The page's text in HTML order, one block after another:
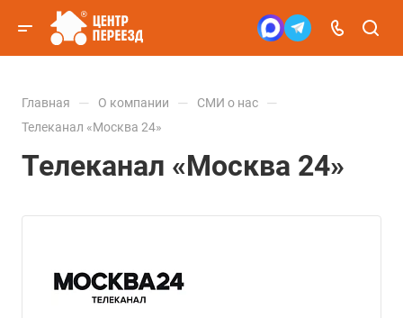
Главная — О компании — СМИ о нас —
Телеканал «Москва 24»
Телеканал «Москва 24»